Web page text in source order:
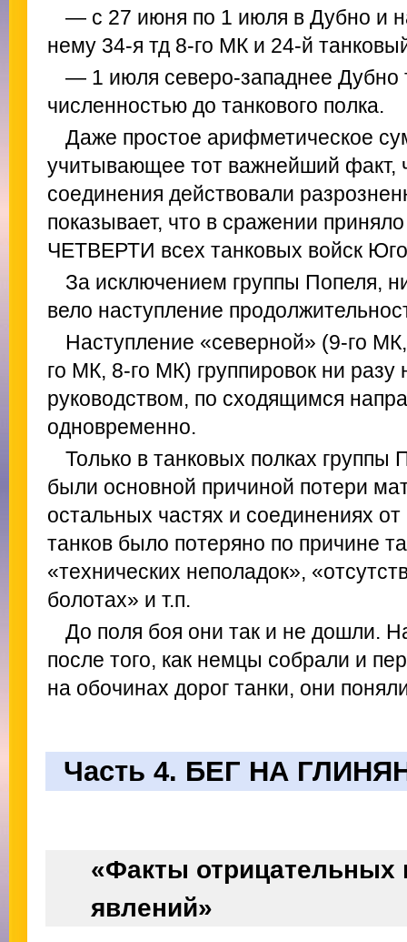
— с 27 июня по 1 июля в Дубно и
нему 34-я тд 8-го МК и 24-й
— 1 июля северо-западнее Дубно
численностью до танкового полка.
Даже простое арифметическое
учитывающее тот важнейший факт,
соединения действовали
показывает, что в сражении
ЧЕТВЕРТИ всех танковых войск
За исключением группы Попеля,
вело наступление
Наступление «северной» (9-го
го МК, 8-го МК) группировок ни
руководством, по сходящимся
одновременно.
Только в танковых полках группы
были основной причиной потери
остальных частях и соединениях
танков было потеряно по причине
«технических неполадок»,
болотах» и т.п.
До поля боя они так и не дошли.
после того, как немцы собрали и
на обочинах дорог танки, они
Часть 4. БЕГ НА
«Факты отрицательных
явлений»